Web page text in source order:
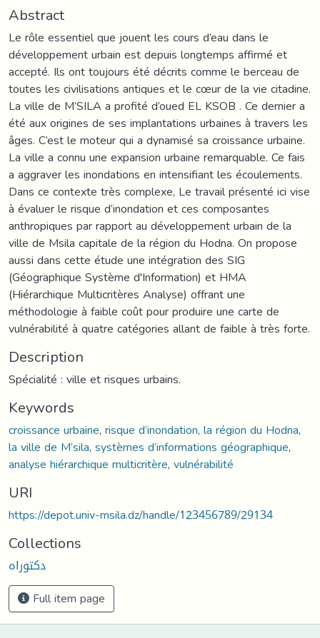
Abstract
Le rôle essentiel que jouent les cours d’eau dans le
développement urbain est depuis longtemps affirmé et
accepté. Ils ont toujours été décrits comme le berceau de
toutes les civilisations antiques et le cœur de la vie citadine.
La ville de M’SILA a profité d’oued EL KSOB . Ce dernier a
été aux origines de ses implantations urbaines à travers les
âges. C’est le moteur qui a dynamisé sa croissance urbaine.
La ville a connu une expansion urbaine remarquable. Ce fais
a aggraver les inondations en intensifiant les écoulements.
Dans ce contexte très complexe, Le travail présenté ici vise
à évaluer le risque d’inondation et ces composantes
anthropiques par rapport au développement urbain de la
ville de Msila capitale de la région du Hodna. On propose
aussi dans cette étude une intégration des SIG
(Géographique Système d'Information) et HMA
(Hiérarchique Multicritères Analyse) offrant une
méthodologie à faible coût pour produire une carte de
vulnérabilité à quatre catégories allant de faible à très forte.
Description
Spécialité : ville et risques urbains.
Keywords
croissance urbaine,risque d’inondation,la région du Hodna,
la ville de M’sila,systèmes d’informations géographique,
analyse hiérarchique multicritère,vulnérabilité
URI
https://depot.univ-msila.dz/handle/123456789/29134
Collections
دكتوراه
Full item page